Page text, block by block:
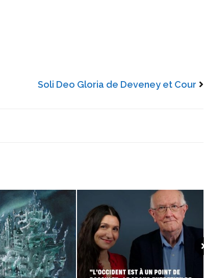
Soli Deo Gloria de Deveney et Cour